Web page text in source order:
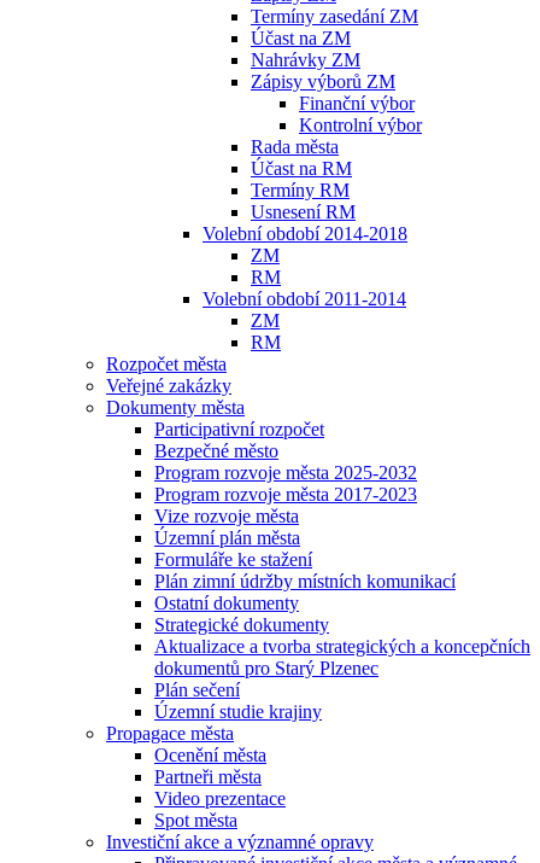
Termíny zasedání ZM
Účast na ZM
Nahrávky ZM
Zápisy výborů ZM
Finanční výbor
Kontrolní výbor
Rada města
Účast na RM
Termíny RM
Usnesení RM
Volební období 2014-2018
ZM
RM
Volební období 2011-2014
ZM
RM
Rozpočet města
Veřejné zakázky
Dokumenty města
Participativní rozpočet
Bezpečné město
Program rozvoje města 2025-2032
Program rozvoje města 2017-2023
Vize rozvoje města
Územní plán města
Formuláře ke stažení
Plán zimní údržby místních komunikací
Ostatní dokumenty
Strategické dokumenty
Aktualizace a tvorba strategických a koncepčních
dokumentů pro Starý Plzenec
Plán sečení
Územní studie krajiny
Propagace města
Ocenění města
Partneři města
Video prezentace
Spot města
Investiční akce a významné opravy